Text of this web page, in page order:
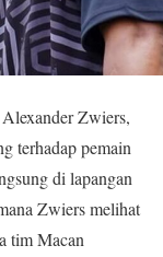
Zwiers,
terhadap pemain
di lapangan
Zwiers melihat
tim Macan